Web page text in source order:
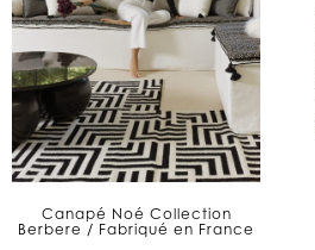
Canapé Noé Collection
Berbere / Fabriqué en France